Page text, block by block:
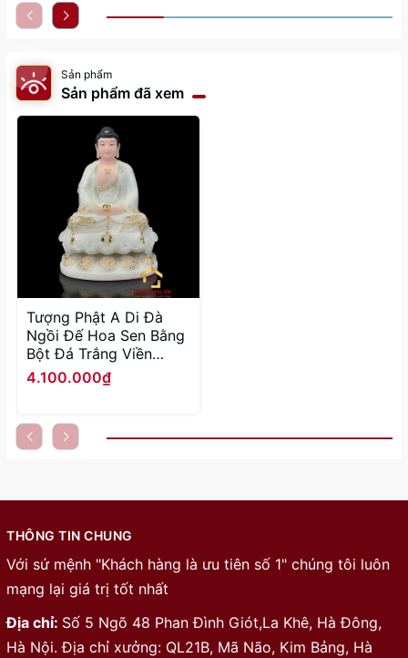
Sản phẩm
Sản phẩm đã xem
Tượng Phật A Di Đà
Ngồi Đế Hoa Sen Bằng
Bột Đá Trắng Viền
Vàng cao 30 - 65cm
4.100.000₫
THÔNG TIN CHUNG
Với sứ mệnh "Khách hàng là ưu tiên số 1" chúng tôi luôn
mạng lại giá trị tốt nhất
Địa chỉ: Số 5 Ngõ 48 Phan Đình Giót,La Khê, Hà Đông,
Hà Nội. Địa chỉ xưởng: QL21B, Mã Não, Kim Bảng, Hà